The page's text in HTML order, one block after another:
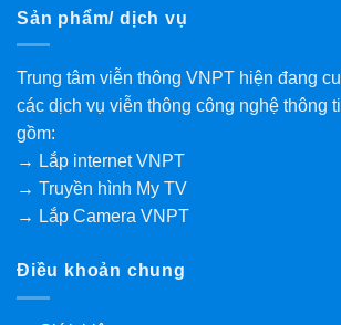
Sản phẩm/ dịch vụ
Trung tâm viễn thông VNPT hiện đang
các dịch vụ viễn thông công nghệ thông
gồm:
→ Lắp internet VNPT
→ Truyền hình My TV
→ Lắp Camera VNPT
Điều khoản chung